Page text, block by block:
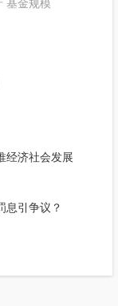
经济社会发展
息引争议？